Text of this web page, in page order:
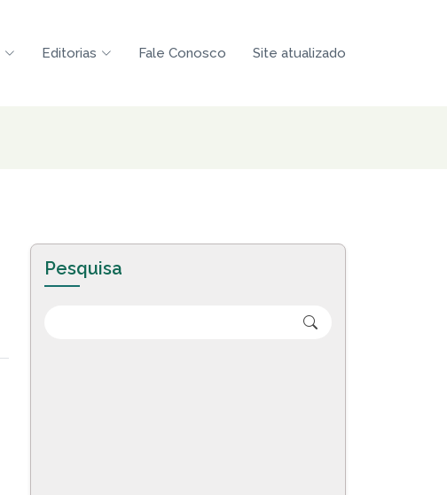
Editorias Fale Conosco Site atualizado
Pesquisa